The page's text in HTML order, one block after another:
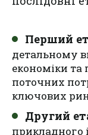
Перший
детальному
економіки та
поточних
ключових
Другий
прикладного